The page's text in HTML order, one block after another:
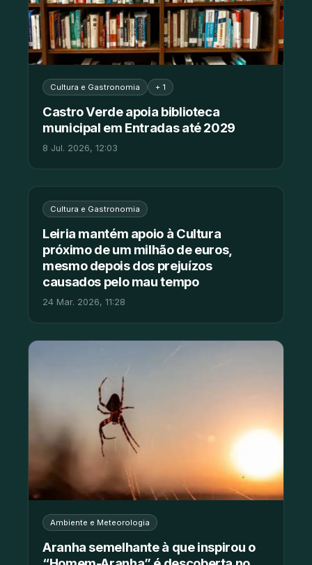
Cultura e Gastronomia + 1
Castro Verde apoia biblioteca
municipal em Entradas até 2029
8 Jul. 2026, 12:03
Cultura e Gastronomia
Leiria mantém apoio à Cultura
próximo de um milhão de euros,
mesmo depois dos prejuízos
causados pelo mau tempo
24 Mar. 2026, 11:28
Ambiente e Meteorologia
Aranha semelhante à que inspirou o